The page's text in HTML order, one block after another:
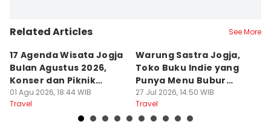
Related Articles See More
17 Agenda Wisata Jogja
Bulan Agustus 2026,
Konser dan Piknik
Literasi
01 Agu 2026, 18:44 WIB
Travel
Warung Sastra Jogja,
Toko Buku Indie yang
Punya Menu Bubur
Manado
27 Jul 2026, 14:50 WIB
Travel